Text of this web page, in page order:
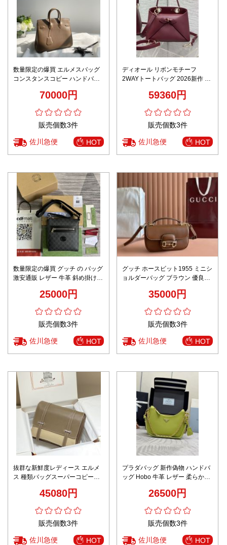
数量限定の爆買 エルメスバッグ
コンスタンスコピー ハンドバッ
70000円
販売個数3件
佐川急便 HOT
ディオール リボンモチーフ
2WAYトートバッグ 2026新作 ボ
度スーパーコピー 優良サイト 高
59360円
販売個数3件
佐川急便 HOT
数量限定の爆買 グッチ の バッグ
激安通販 レザー 牛革 斜め掛けバ
25000円
販売個数3件
佐川急便 HOT
グッチ ホースビット1955 ミニシ
ョルダーバッグ ブラウン 優良サ
様 高級感漂う 即納対応 安心サイ
35000円
販売個数3件
佐川急便 HOT
抜群な新鮮度レディース エルメ
ス 種類バッグスーパーコピーラ
45080円
販売個数3件
佐川急便 HOT
プラダバッグ 新作偽物 ハンドバ
ッグ Hobo 牛革 レザー 柔らかい
26500円
販売個数3件
佐川急便 HOT